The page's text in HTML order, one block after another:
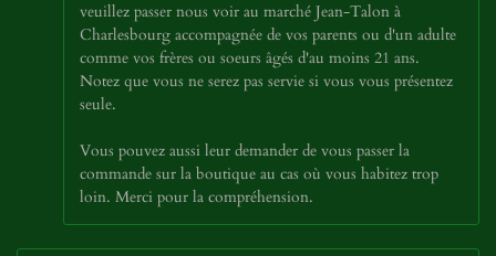
veuillez passer nous voir au marché Jean-Talon à
Charlesbourg accompagnée de vos parents ou d'un adulte
comme vos frères ou soeurs âgés d'au moins 21 ans.
Notez que vous ne serez pas servie si vous vous présentez
seule.
Vous pouvez aussi leur demander de vous passer la
commande sur la boutique au cas où vous habitez trop
loin. Merci pour la compréhension.